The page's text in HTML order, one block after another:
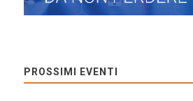
PROSSIMI EVENTI